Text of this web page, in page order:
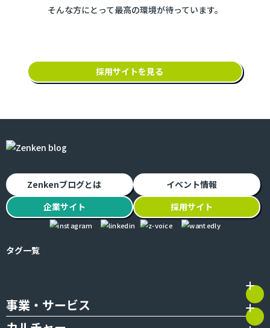
そんな方にとって最高の環境が待っています。
採用サイトを見る
Zenkenブログとは
イベント情報
企業サイト 採用サイト
タグ一覧
事業・サービス